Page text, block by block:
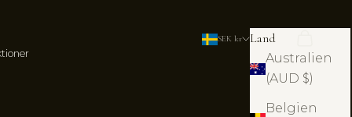
SEK kr Land
Australien
(AUD $)
Belgien